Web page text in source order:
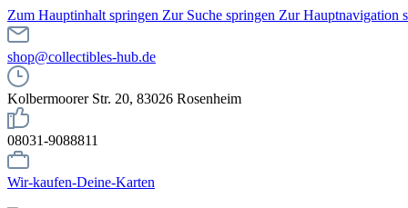
Zum Hauptinhalt springen Zur Suche springen Zur Hauptnavigation
shop@collectibles-hub.de
Kolbermoorer Str. 20, 83026 Rosenheim
08031-9088811
Wir-kaufen-Deine-Karten